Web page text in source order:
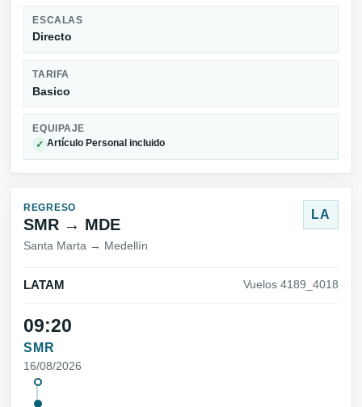
ESCALAS
Directo
TARIFA
Basico
EQUIPAJE
✓ Artículo Personal incluido
REGRESO
SMR → MDE
Santa Marta → Medellín
LA
LATAM Vuelos 4189_4018
09:20
SMR
16/08/2026